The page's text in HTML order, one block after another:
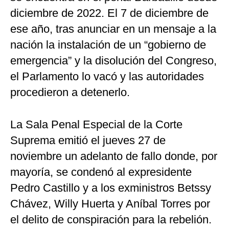
diciembre de 2022. El 7 de diciembre de
ese año, tras anunciar en un mensaje a la
nación la instalación de un “gobierno de
emergencia” y la disolución del Congreso,
el Parlamento lo vacó y las autoridades
procedieron a detenerlo.
La Sala Penal Especial de la Corte
Suprema emitió el jueves 27 de
noviembre un adelanto de fallo donde, por
mayoría, se condenó al expresidente
Pedro Castillo y a los exministros Betssy
Chávez, Willy Huerta y Aníbal Torres por
el delito de conspiración para la rebelión.